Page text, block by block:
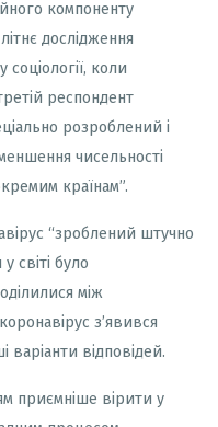
компоненту
дослідження
коли
респондент
розроблений і
чисельності
країнам”.
“зроблений штучно
світі було
між
з’явився
відповідей.
приємніше вірити у